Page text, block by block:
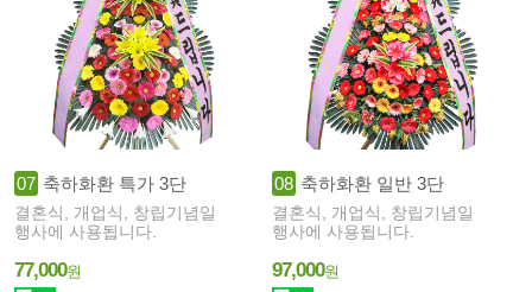
07 축하화환 특가 3단
결혼식, 개업식, 창립기념일
행사에 사용됩니다.
77,000원
08 축하화환 일반 3단
결혼식, 개업식, 창립기념일
행사에 사용됩니다.
97,000원